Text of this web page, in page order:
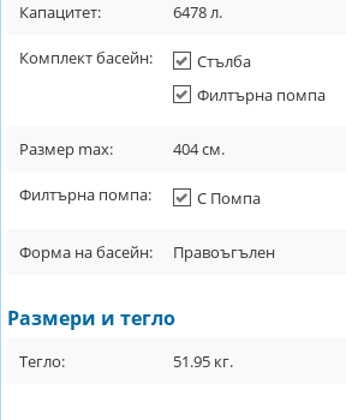
Капацитет: 6478л.
Комплект басейн:
Стълба
Филтърна помпа
Размер max: 404см.
Филтърна помпа: С Помпа
Форма на басейн: Правоъгълен
Размери и тегло
Тегло: 51.95 кг.